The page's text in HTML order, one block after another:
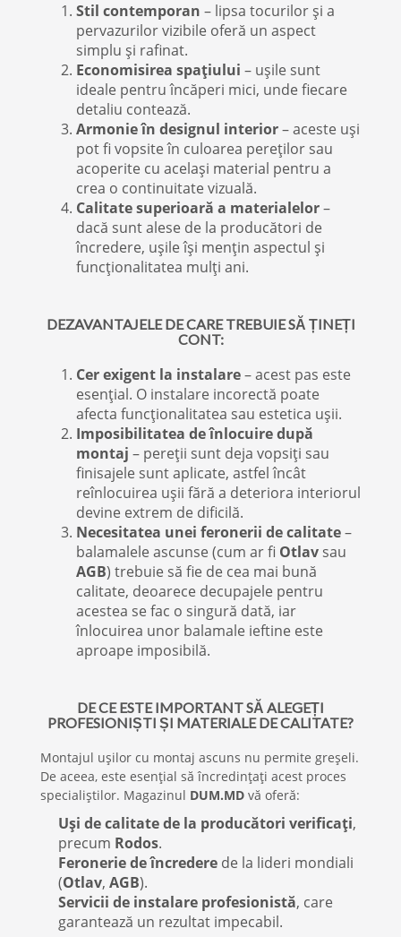
Stil contemporan – lipsa tocurilor și a
pervazurilor vizibile oferă un aspect
simplu și rafinat.
Economisirea spațiului – ușile sunt
ideale pentru încăperi mici, unde fiecare
detaliu contează.
Armonie în designul interior– aceste uși
pot fi vopsite în culoarea pereților sau
acoperite cu același material pentru a
crea o continuitate vizuală.
Calitate superioară a materialelor–
dacă sunt alese de la producători de
încredere, ușile își mențin aspectul și
funcționalitatea mulți ani.
DEZAVANTAJELE DE CARE TREBUIE SĂ ȚINEȚI
CONT:
Cer exigent la instalare– acest pas este
esențial. O instalare incorectă poate
afecta funcționalitatea sau estetica ușii.
Imposibilitatea de înlocuire după
montaj – pereții sunt deja vopsiți sau
finisajele sunt aplicate, astfel încât
reînlocuirea ușii fără a deteriora interiorul
devine extrem de dificilă.
Necesitatea unei feronerii de calitate–
balamalele ascunse (cum ar fi Otlav sau
AGB) trebuie să fie de cea mai bună
calitate, deoarece decupajele pentru
acestea se fac o singură dată, iar
înlocuirea unor balamale ieftine este
aproape imposibilă.
DE CE ESTE IMPORTANT SĂ ALEGEȚI
PROFESIONIȘTI ȘI MATERIALE DE CALITATE?
Montajul ușilor cu montaj ascuns nu permite greșeli.
De aceea, este esențial să încredințați acest proces
specialiștilor. Magazinul DUM.MD vă oferă:
Uși de calitate de la producători verificați,
precum Rodos.
Feronerie de încredere de la lideri mondiali
(Otlav, AGB).
Servicii de instalare profesionistă, care
garantează un rezultat impecabil.